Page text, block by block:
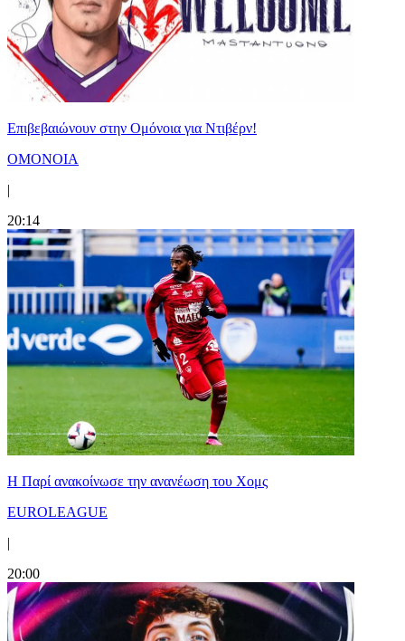
Επιβεβαιώνουν στην Ομόνοια για Ντιβέρν!
ΟΜΟΝΟΙΑ
|
20:14
Η Παρί ανακοίνωσε την ανανέωση του Χομς
EUROLEAGUE
|
20:00